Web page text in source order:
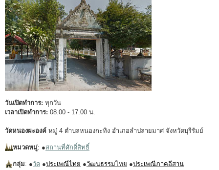
วันเปิดทำการ: ทุกวัน
เวลาเปิดทำการ: 08.00 - 17.00 น.
วัดหนองผะองค์ หมู่ 4 ตำบลหนองกะทิง อำเภอลำปลายมาศ จังหวัดบุรีรัมย์
หมวดหมู่: ●สถานที่ศักดิ์สิทธิ์
กลุ่ม: ●วัด ●ประเพณีไทย ●วัฒนธรรมไทย ●ประเพณีภาคอีสาน